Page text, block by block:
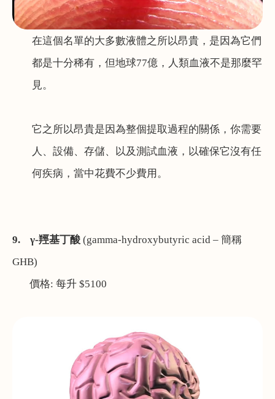
在這個名單的大多數液體之所以昂貴，是因為它們
都是十分稀有，但地球77億，人類血液不是那麼罕
見。
它之所以昂貴是因為整個提取過程的關係，你需要
人、設備、 存儲、
以及測試血液，以確保它沒有任
何疾病，當中花費不少費用。
9. γ-羥基丁酸 (gamma-hydroxybutyric acid – 簡稱
GHB)
價格: 每升 $5100